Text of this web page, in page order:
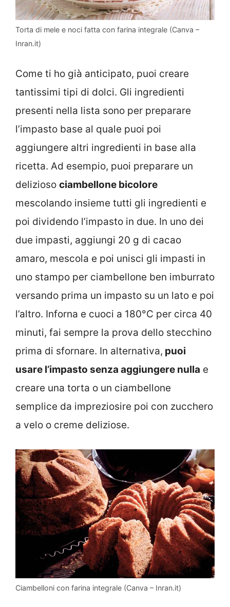
Torta di mele e noci fatta con farina integrale (Canva –
Inran.it)
Come ti ho già anticipato, puoi creare
tantissimi tipi di dolci. Gli ingredienti
presenti nella lista sono per preparare
l’impasto base al quale puoi poi
aggiungere altri ingredienti in base alla
ricetta. Ad esempio, puoi preparare un
delizioso ciambellone bicolore
mescolando insieme tutti gli ingredienti e
poi dividendo l’impasto in due. In uno dei
due impasti, aggiungi 20 g di cacao
amaro, mescola e poi unisci gli impasti in
uno stampo per ciambellone ben imburrato
versando prima un impasto su un lato e poi
l’altro. Inforna e cuoci a 180°C per circa 40
minuti, fai sempre la prova dello stecchino
prima di sfornare. In alternativa, puoi
usare l’impasto senza aggiungere nulla e
creare una torta o un ciambellone
semplice da impreziosire poi con zucchero
a velo o creme deliziose.
Ciambelloni con farina integrale (Canva – Inran.it)